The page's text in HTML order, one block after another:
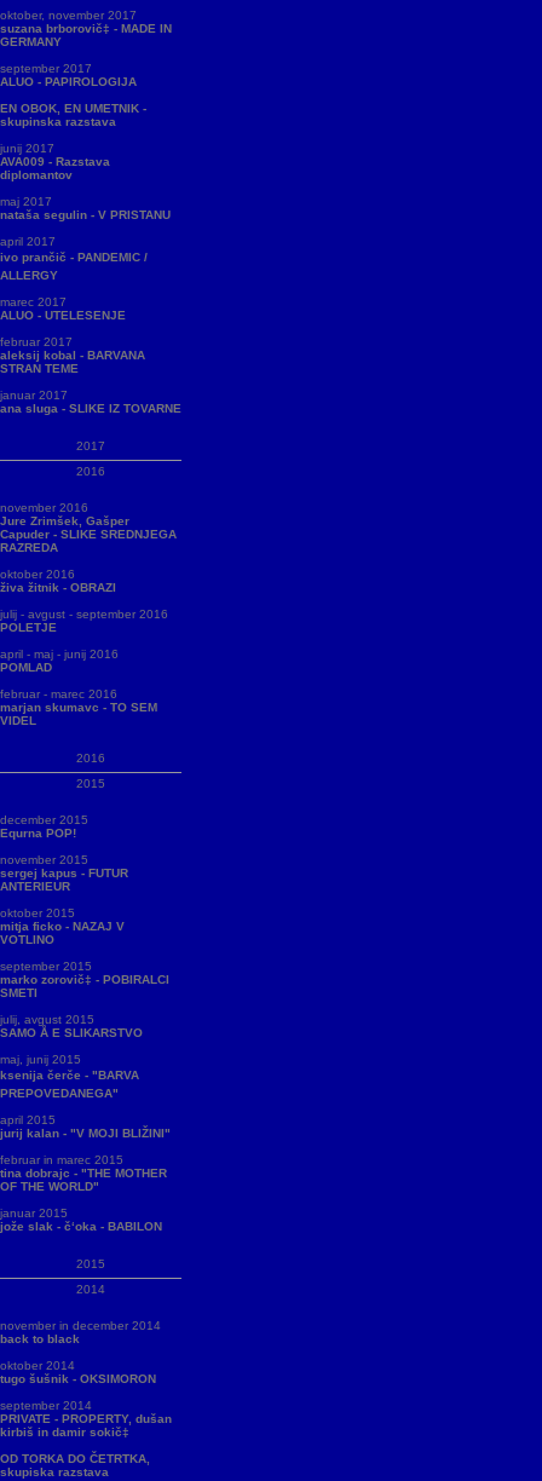
oktober, november 2017
suzana brborovič‡ - MADE IN
GERMANY
september 2017
ALUO - PAPIROLOGIJA
EN OBOK, EN UMETNIK -
skupinska razstava
junij 2017
AVA009 - Razstava
diplomantov
maj 2017
nataša segulin - V PRISTANU
april 2017
ivo prančič - PANDEMIC /
ALLERGY
marec 2017
ALUO - UTELESENJE
februar 2017
aleksij kobal - BARVANA
STRAN TEME
januar 2017
ana sluga - SLIKE IZ TOVARNE
2017
2016
november 2016
Jure Zrimšek, Gašper
Capuder - SLIKE SREDNJEGA
RAZREDA
oktober 2016
živa žitnik - OBRAZI
julij - avgust - september 2016
POLETJE
april - maj - junij 2016
POMLAD
februar - marec 2016
marjan skumavc - TO SEM
VIDEL
2016
2015
december 2015
Equrna POP!
november 2015
sergej kapus - FUTUR
ANTERIEUR
oktober 2015
mitja ficko - NAZAJ V
VOTLINO
september 2015
marko zorovič‡ - POBIRALCI
SMETI
julij, avgust 2015
SAMO Å E SLIKARSTVO
maj, junij 2015
ksenija čerče - "BARVA
PREPOVEDANEGA"
april 2015
jurij kalan - "V MOJI BLIŽINI"
februar in marec 2015
tina dobrajc - "THE MOTHER
OF THE WORLD"
januar 2015
jože slak - č‘oka - BABILON
2015
2014
november in december 2014
back to black
oktober 2014
tugo šušnik - OKSIMORON
september 2014
PRIVATE - PROPERTY, dušan
kirbiš in damir sokič‡
OD TORKA DO ČETRTKA,
skupiska razstava